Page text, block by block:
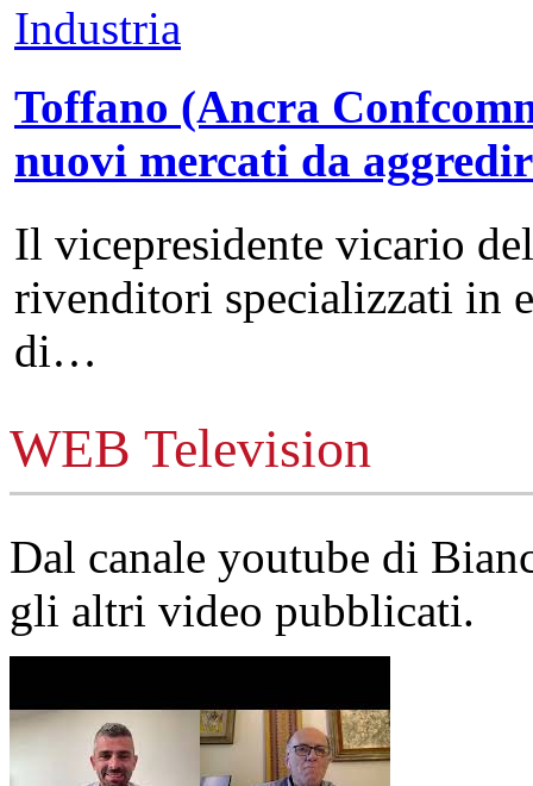
Industria
Toffano (Ancra
nuovi mercati da
Il vicepresidente vicario
rivenditori specializzati in
di…
WEB Television
Dal canale youtube di
gli altri video pubblicati.